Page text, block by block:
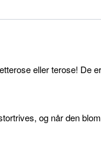
eller terose! De
og når den